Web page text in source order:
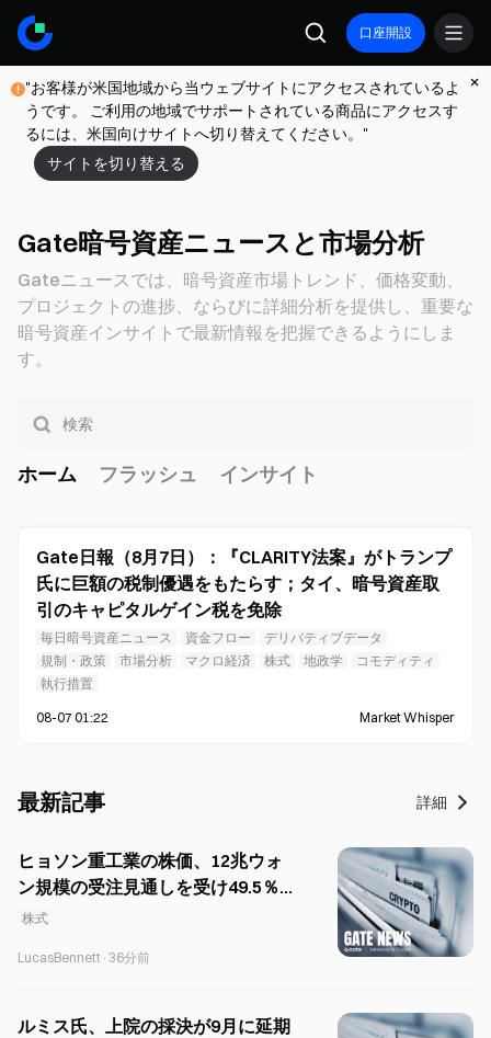
口座開設
"お客様が米国地域から当ウェブサイトにアクセスされているよ
うです。 ご利用の地域でサポートされている商品にアクセスす
るには、米国向けサイトへ切り替えてください。"
サイトを切り替える
Gate暗号資産ニュースと市場分析
Gateニュースでは、暗号資産市場トレンド、価格変動、
プロジェクトの進捗、ならびに詳細分析を提供し、重要な
暗号資産インサイトで最新情報を把握できるようにしま
す。
ホーム フラッシュ インサイト
Gate日報（8月7日）：『CLARITY法案』がトランプ
氏に巨額の税制優遇をもたらす；タイ、暗号資産取
引のキャピタルゲイン税を免除
毎日暗号資産ニュース 資金フロー
デリバティブデータ
規制・政策
市場分析 マクロ経済 株式 地政学
コモディティ
執行措置
08-07 01:22 Market Whisper
最新記事 詳細
ヒョソン重工業の株価、12兆ウォ
ン規模の受注見通しを受け49.5％急
騰
株式
LucasBennett · 36分前
ルミス氏、上院の採決が9月に延期